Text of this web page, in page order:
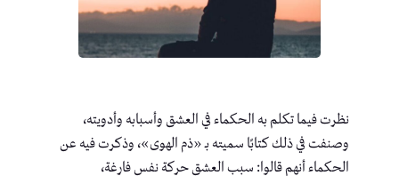
نظرت فيما تكلم به الحكماء في العشق وأسبابه وأدويته،
وصنفت في ذلك كتابًا سميته بـ «ذم الهوى»، وذكرت فيه عن
الحكماء أنهم قالوا: سبب العشق حركة نفس فارغة،